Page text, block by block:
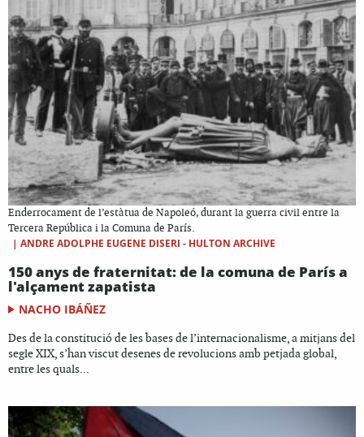
Enderrocament de l’estàtua de Napoleó, durant la guerra civil entre la
Tercera República i la Comuna de París.
| ANDRE ADOLPHE EUGENE DISERI - HULTON ARCHIVE
150 anys de fraternitat: de la comuna de París a
l'alçament zapatista
NACHO IBÁÑEZ
Des de la constitució de les bases de l’internacionalisme, a mitjans del
segle XIX, s’han viscut desenes de revolucions amb petjada global,
entre les quals...